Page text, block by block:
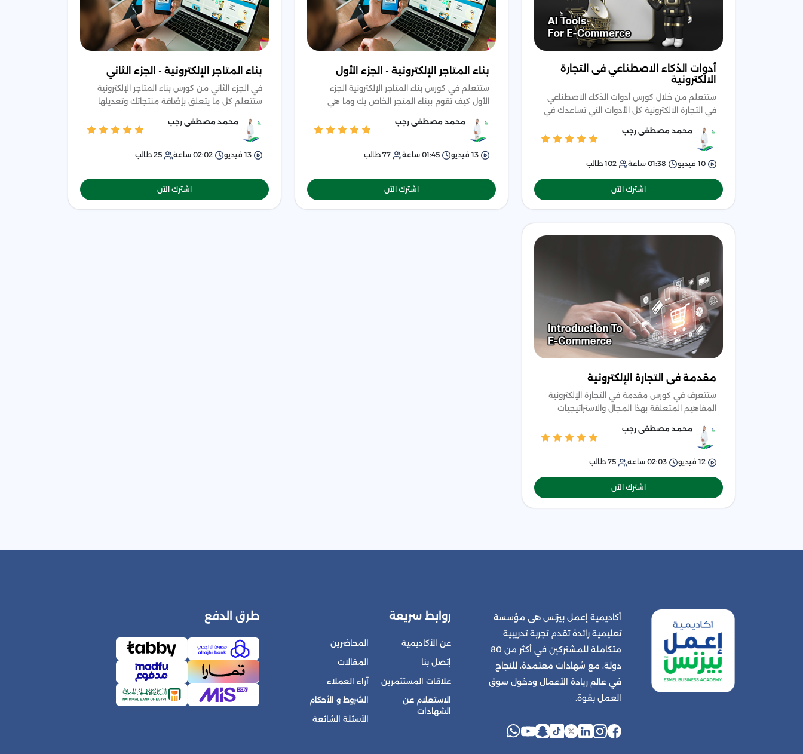
أدوات الذكاء الاصطناعي فى التجارة
الالكترونية
ستتعلم من خلال كورس أدوات الذكاء الاصطناعي
في التجارة الالكترونية كل الأدوات التي تساعدك في
محتوى جذاب و
محمد مصطفى رجب
10 فيديو 01:38 ساعة 102 طالب
اشترك الآن
بناء المتاجر الإلكترونية - الجزء الأول
ستتعلم في كورس بناء المتاجر الإلكترونية الجزء
الأول كيف تقوم ببناء المتجر الخاص بك وما هي
من التفاصيل ا
محمد مصطفى رجب
13 فيديو 01:45 ساعة 77 طالب
اشترك الآن
بناء المتاجر الإلكترونية - الجزء الثاني
في الجزء الثاني من كورس بناء المتاجر الإلكترونية
ستتعلم كل ما يتعلق بإضافة منتجاتك وتعديلها
تدعم متجرك.
محمد مصطفى رجب
13 فيديو 02:02 ساعة 25 طالب
اشترك الآن
مقدمة فى التجارة الإلكترونية
ستتعرف في كورس مقدمة في التجارة الإلكترونية
المفاهيم المتعلقة بهذا المجال والاستراتيجيات
عالم التجارة الإلكت
محمد مصطفى رجب
12 فيديو 02:03 ساعة 75 طالب
اشترك الآن
أكاديمية إعمل بيزنس هي مؤسسة
تعليمية رائدة تقدم تجربة تدريبية
متكاملة للمشتركين في أكثر من 80
دولة، مع شهادات معتمدة، للنجاح
في عالم ريادة الأعمال ودخول سوق
العمل بقوة.
روابط سريعة
عن الأكاديمية
إتصل بنا
علاقات المستثمرين
الاستعلام عن
الشهادات
المحاضرين
المقالات
آراء العملاء
الشروط و الأحكام
الأسئلة الشائعة
طرق الدفع